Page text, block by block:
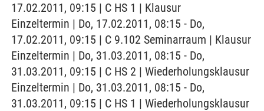
17.02.2011, 09:15 | C HS 1 | Klausur
Einzeltermin | Do, 17.02.2011, 08:15 - Do,
17.02.2011, 09:15 | C 9.102 Seminarraum | Klausur
Einzeltermin | Do, 31.03.2011, 08:15 - Do,
31.03.2011, 09:15 | C HS 2 | Wiederholungsklausur
Einzeltermin | Do, 31.03.2011, 08:15 - Do,
31.03.2011, 09:15 | C HS 1 | Wiederholungsklausur